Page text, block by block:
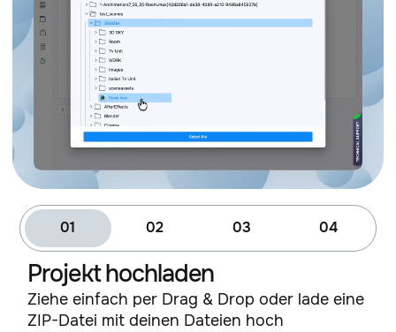
Cinema Spice - Glitchify 1.0
Composite Brush
Crates Heat Radiation 1.0
De:Noise
Deep Glow 1.6.6
01 02 03 04
Projekt hochladen
Ziehe einfach per Drag & Drop oder lade eine
ZIP-Datei mit deinen Dateien hoch